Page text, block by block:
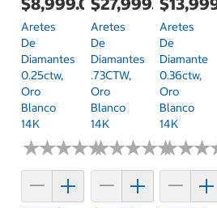
Aretes
De
Diamantes
0.25ctw,
Oro
Blanco
14K
★★★★★
★★★★★
Aretes
De
Diamantes
.73CTW,
Oro
Blanco
14K
★★★★★
★★★★★
Aretes
De
Diamante
0.36ctw,
Oro
Blanco
14K
★★★
★★★